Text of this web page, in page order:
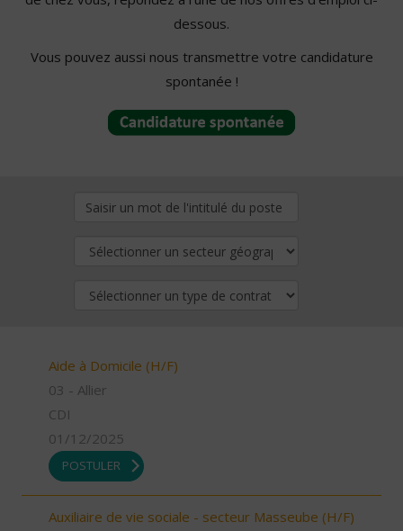
dessous.
Vous pouvez aussi nous transmettre votre candidature
spontanée !
Aide à Domicile (H/F)
03 - Allier
CDI
01/12/2025
POSTULER
Auxiliaire de vie sociale - secteur Masseube (H/F)